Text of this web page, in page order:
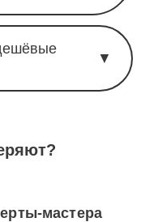
▼
мастера